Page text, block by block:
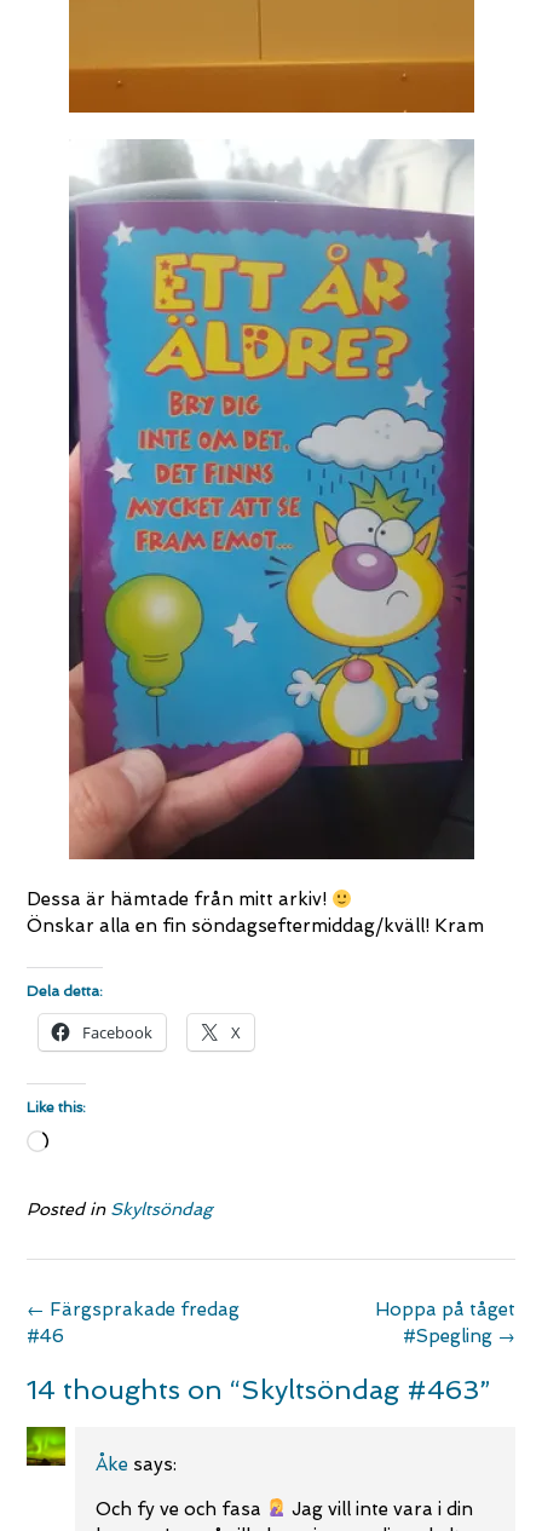
Dessa är hämtade från mitt arkiv!
Önskar alla en fin söndagseftermiddag/kväll! Kram
Dela detta:
Facebook X
Like this:
Loading…
Posted in Skyltsöndag
Post
navigation
Hoppa på tåget
#Spegling →
← Färgsprakade fredag
#46
14 thoughts on “Skyltsöndag #463”
Åke says:
Och fy ve och fasa
Jag vill inte vara i din